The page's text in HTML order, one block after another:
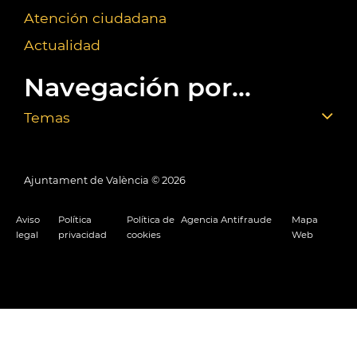
Atención ciudadana
Actualidad
Navegación por...
Temas
Ajuntament de València © 2026
Aviso
legal
Política
privacidad
Política de
cookies
Agencia Antifraude
Mapa
Web